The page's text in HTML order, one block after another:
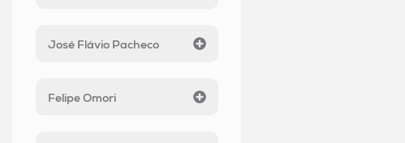
José Flávio Pacheco
Felipe Omori